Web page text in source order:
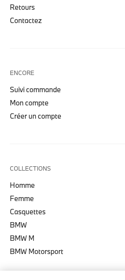
Retours
Contactez
ENCORE
Suivi commande
Mon compte
Créer un compte
COLLECTIONS
Homme
Femme
Casquettes
BMW
BMW M
BMW Motorsport